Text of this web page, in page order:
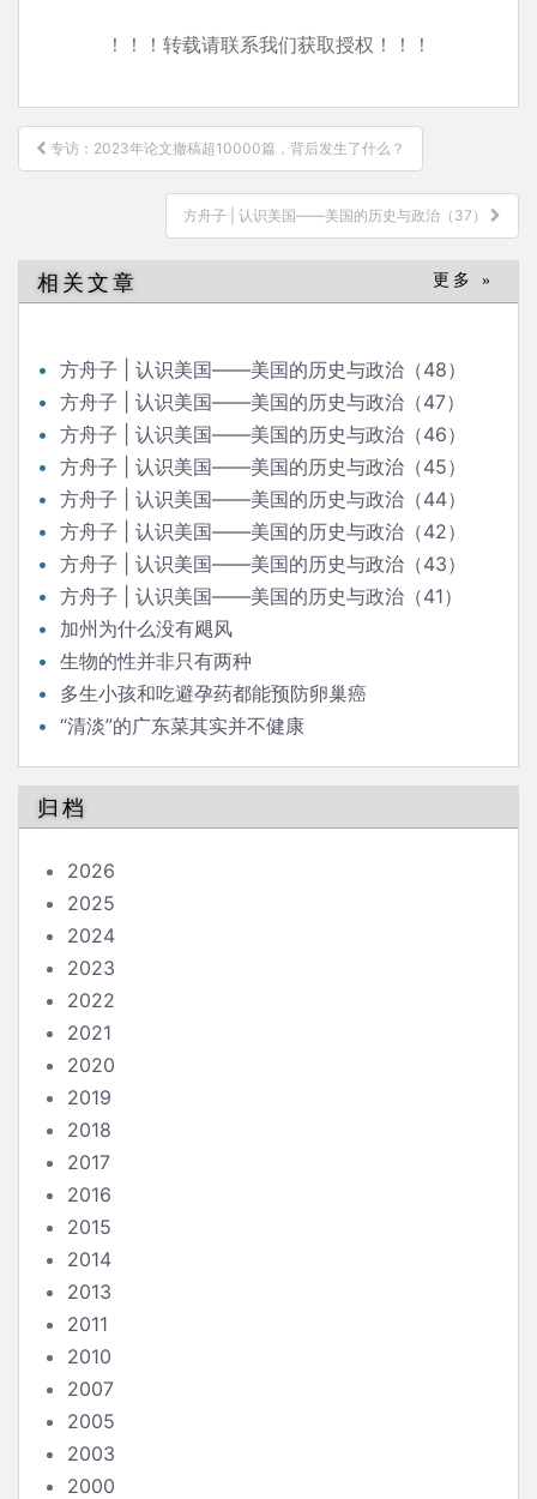
！！！转载请联系我们获取授权！！！
文
章
专访：2023年论文撤稿超10000篇，背后发生了什么？
方舟子 | 认识美国——美国的历史与政治（37）
相关文章 更多 »
方舟子 | 认识美国——美国的历史与政治（48）
方舟子 | 认识美国——美国的历史与政治（47）
方舟子 | 认识美国——美国的历史与政治（46）
方舟子 | 认识美国——美国的历史与政治（45）
方舟子 | 认识美国——美国的历史与政治（44）
方舟子 | 认识美国——美国的历史与政治（42）
方舟子 | 认识美国——美国的历史与政治（43）
方舟子 | 认识美国——美国的历史与政治（41）
加州为什么没有飓风
生物的性并非只有两种
多生小孩和吃避孕药都能预防卵巢癌
“清淡”的广东菜其实并不健康
归档
2026
2025
2024
2023
2022
2021
2020
2019
2018
2017
2016
2015
2014
2013
2011
2010
2007
2005
2003
2000